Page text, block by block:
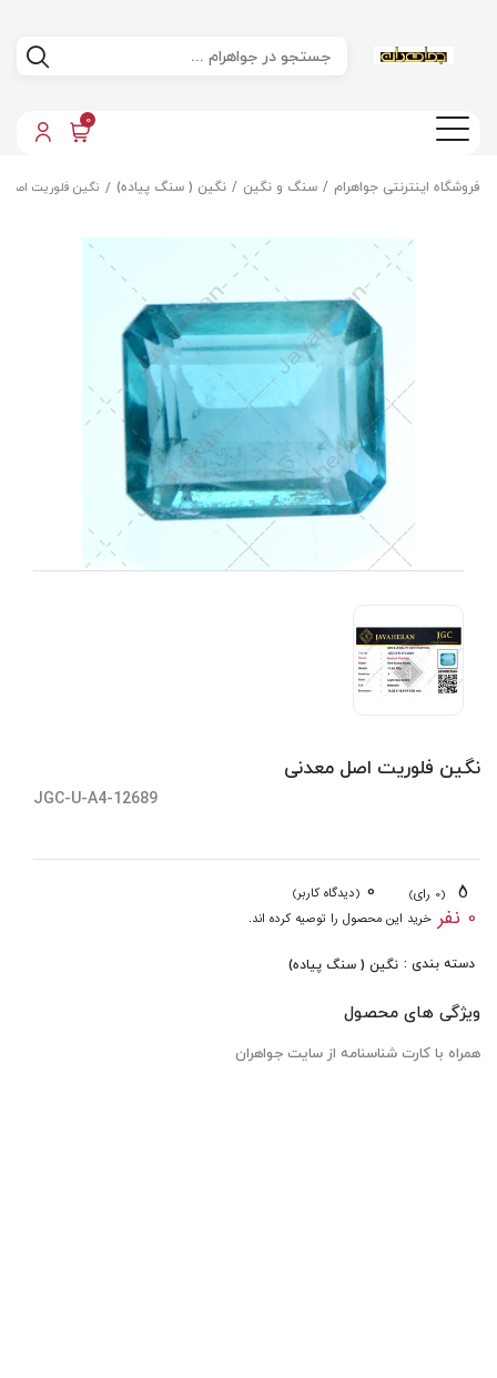
0
فروشگاه اینترنتی جواهرام سنگ و نگین نگین ( سنگ پیاده) نگین فلوریت
نگین فلوریت اصل معدنی
JGC-U-A4-12689
(0 رای) 0 (دیدگاه کاربر)
0 نفر خرید این محصول را توصیه کرده اند.
دسته بندی : نگین ( سنگ پیاده)
ویژگی های محصول
همراه با کارت شناسنامه از سایت جواهران